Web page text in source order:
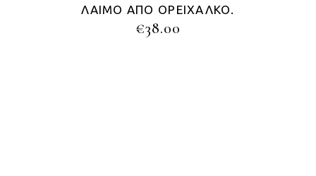
ΛΑΙΜΌ ΑΠΌ ΟΡΕΊΧΑΛΚΟ.
€38.00